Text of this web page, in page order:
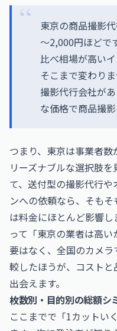
東京の商品撮影
～2,000円ほどで
比べ相場が高い
そこまで変わり
撮影代行会社が
な価格で商品撮
つまり、東京は事業者
リーズナブルな選択肢
て、送付型の撮影代行
ンへの依頼なら、そも
は料金にほとんど影響
って「東京の業者は高
要はなく、全国のカメ
較したほうが、コスト
出会えます。
枚数別・目的別の総額シ
ここまでで「1カットい